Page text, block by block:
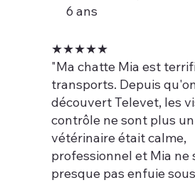
6 ans
★★★★★
"Ma chatte Mia est
transports. Depuis
découvert Televet, les
contrôle ne sont plus
vétérinaire était calme,
professionnel et Mia ne
presque pas enfuie